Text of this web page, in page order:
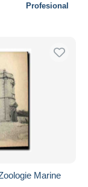
Profesional
Marine